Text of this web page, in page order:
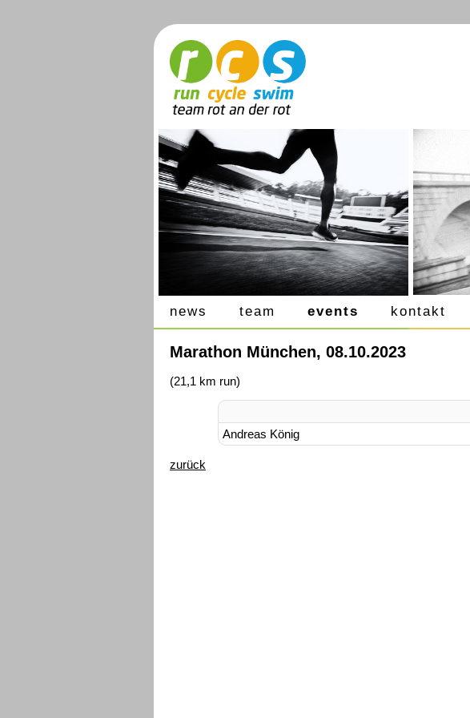
news team events kontakt
Marathon München, 08.10.2023
(21,1 km run)
Andreas König
zurück